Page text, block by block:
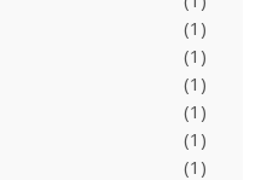
(1)
(1)
(1)
(1)
(1)
(1)